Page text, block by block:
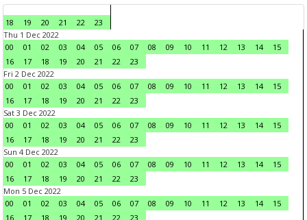
18 19 20 21 22
23
Thu 1 Dec 2022
00
01 02 03 04 05 06 07 08 09 10 11 12 13 14
15
16
17 18 19 20 21 22
23
Fri 2 Dec 2022
00
01 02 03 04 05 06 07 08 09 10 11 12 13 14
15
16
17 18 19 20 21 22
23
Sat 3 Dec 2022
00
01 02 03 04 05 06 07 08 09 10 11 12 13 14
15
16
17 18 19 20 21 22
23
Sun 4 Dec 2022
00
01 02 03 04 05 06 07 08 09 10 11 12 13 14
15
16
17 18 19 20 21 22
23
Mon 5 Dec 2022
00
01 02 03 04 05 06 07 08 09 10 11 12 13 14
15
16
17 18 19 20 21 22
23